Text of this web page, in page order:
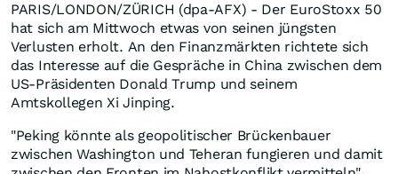
PARIS/LONDON/ZÜRICH (dpa-AFX) - Der EuroStoxx 50
hat sich am Mittwoch etwas von seinen jüngsten
Verlusten erholt. An den Finanzmärkten richtete sich
das Interesse auf die Gespräche in China zwischen dem
US-Präsidenten Donald Trump und seinem
Amtskollegen Xi Jinping.
"Peking könnte als geopolitischer Brückenbauer
zwischen Washington und Teheran fungieren und damit